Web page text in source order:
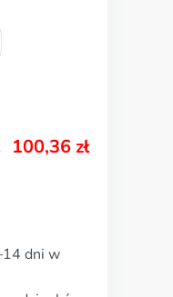
100,36 zł
dni w